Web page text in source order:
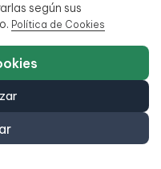
según sus
Política de Cookies